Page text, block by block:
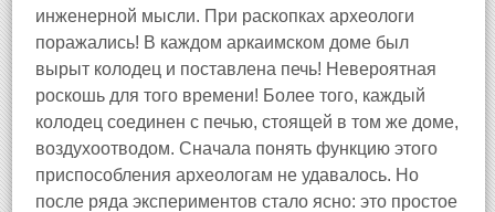
инженерной мысли. При раскопках археологи
поражались! В каждом аркаимском доме был
вырыт колодец и поставлена печь! Невероятная
роскошь для того времени! Более того, каждый
колодец соединен с печью, стоящей в том же доме,
воздухоотводом. Сначала понять функцию этого
приспособления археологам не удавалось. Но
после ряда экспериментов стало ясно: это простое